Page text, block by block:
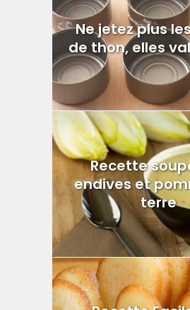
Ne jetez plus
de thon, elles
Recette
endives et
terre